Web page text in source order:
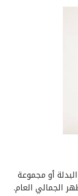
أو مجموعة
الجمالي العام.